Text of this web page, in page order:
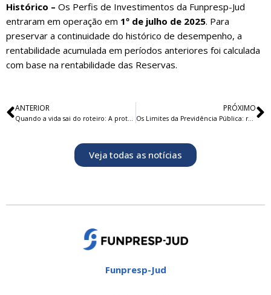
Histórico – Os Perfis de Investimentos da Funpresp-Jud
entraram em operação em 1º de julho de 2025. Para
preservar a continuidade do histórico de desempenho, a
rentabilidade acumulada em períodos anteriores foi calculada
com base na rentabilidade das Reservas.
ANTERIOR
Quando a vida sai do roteiro: A proteção previdenciária na incapacidade permanente
PRÓXIMO
Os Limites da Previdência Pública: responsabilidade, conhecimento e consciência para decidir o futuro da aposentadoria
Veja todas as notícias
Funpresp-Jud